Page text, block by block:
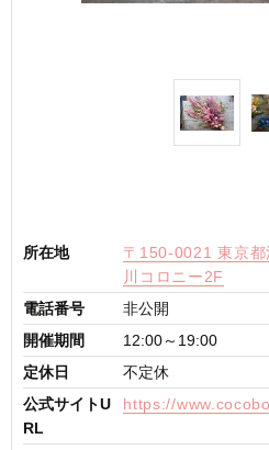
所在地
〒150-0021 東京
川コロニー2F
電話番号
非公開
開催期間
12:00～19:00
定休日
不定休
公式サイトU
RL
https://